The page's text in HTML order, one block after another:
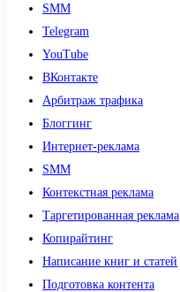
SMM
Telegram
YouTube
ВКонтакте
Арбитраж трафика
Блоггинг
Интернет-реклама
SMM
Контекстная реклама
Таргетированная реклама
Копирайтинг
Написание книг и статей
Подготовка контента